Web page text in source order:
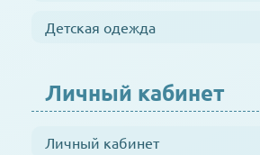
Детская одежда
Личный кабинет
Личный кабинет